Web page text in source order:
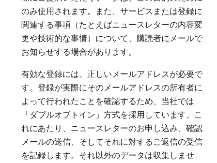
のみ使用されます。また、サービスまたは登録に
関連する事項（たとえばニュースレターの内容変
更や技術的な事情）について、購読者にメールで
お知らせする場合があります。
有効な登録には、正しいメールアドレスが必要で
す。登録が実際にそのメールアドレスの所有者に
よって行われたことを確認するため、当社では
「ダブルオプトイン」方式を採用しています。こ
れにあたり、ニュースレターのお申し込み、確認
メールの送信、そしてそれに対するご返信の受信
を記録します。それ以外のデータは収集しませ